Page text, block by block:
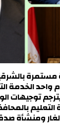
الخدمة
توجيهات
التعليم
ومنشأة